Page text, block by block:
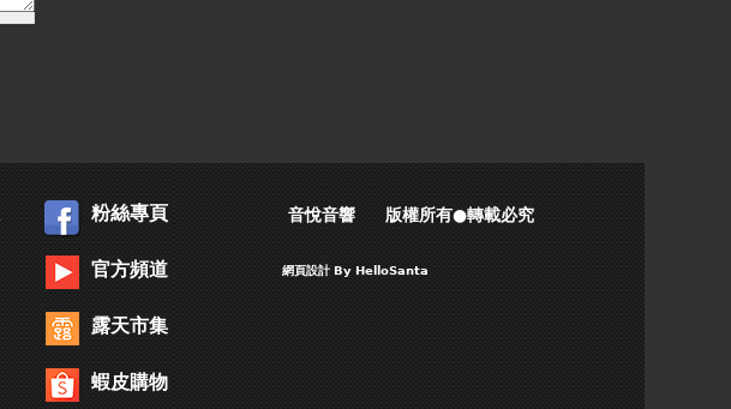
粉絲專頁
官方頻道
露天市集
蝦皮購物
音悅音響 版權所有●轉載必究
網頁設計By HelloSanta